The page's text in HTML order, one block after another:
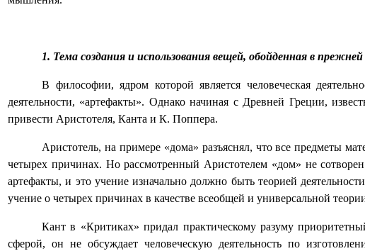
1. Тема создания и использования вещей, обойденная в
В философии, ядром которой является человеческая
деятельности, «артефакты». Однако начиная с Древней Греции,
привести Аристотеля, Канта и К. Поппера.
Аристотель, на примере «дома» разъяснял, что все предметы
четырех причинах. Но рассмотренный Аристотелем «дом» не
артефакты, и это учение изначально должно быть теорией
учение о четырех причинах в качестве всеобщей и универсальной
Кант в «Критиках» придал практическому разуму
сферой, он не обсуждает человеческую деятельность по